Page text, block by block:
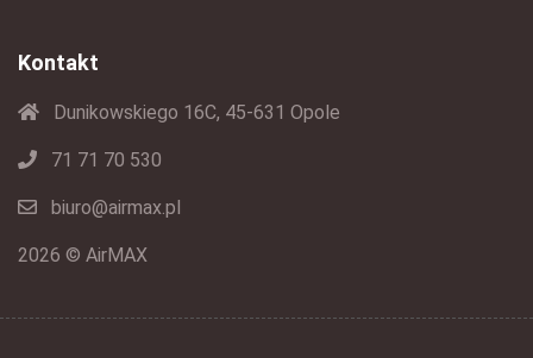
Kontakt
Dunikowskiego 16C, 45-631 Opole
71 71 70 530
biuro@airmax.pl
2026 © AirMAX